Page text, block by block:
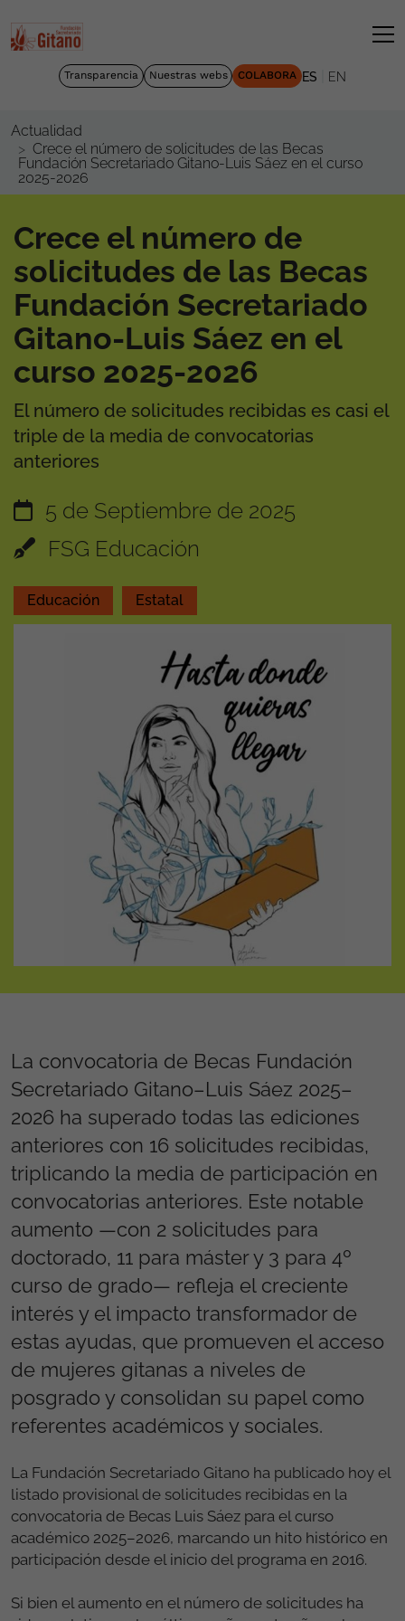
Transparencia Nuestras webs COLABORA ES EN
Actualidad
Crece el número de solicitudes de las Becas
Fundación Secretariado Gitano-Luis Sáez en el curso
2025-2026
Crece el número de
solicitudes de las Becas
Fundación Secretariado
Gitano-Luis Sáez en el
curso 2025-2026
El número de solicitudes recibidas es casi el
triple de la media de convocatorias
anteriores
5 de Septiembre de 2025
FSG Educación
Educación Estatal
La convocatoria de Becas Fundación
Secretariado Gitano–Luis Sáez 2025–
2026 ha superado todas las ediciones
anteriores con 16 solicitudes recibidas,
triplicando la media de participación en
convocatorias anteriores. Este notable
aumento —con 2 solicitudes para
doctorado, 11 para máster y 3 para 4º
curso de grado— refleja el creciente
interés y el impacto transformador de
estas ayudas, que promueven el acceso
de mujeres gitanas a niveles de
posgrado y consolidan su papel como
referentes académicos y sociales.
La Fundación Secretariado Gitano ha publicado hoy el
listado provisional de solicitudes recibidas en la
convocatoria de Becas Luis Sáez para el curso
académico 2025–2026, marcando un hito histórico en
participación desde el inicio del programa en 2016.
Si bien el aumento en el número de solicitudes ha